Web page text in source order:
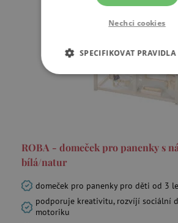
ROBA - domeček pro panenky s
bílá/natur
domeček pro panenky pro děti od 3
podporuje kreativitu, rozvíjí sociální
motoriku
Nechci cookies
SPECIFIKOVAT
NEZBYTNĚ NUTNÉ